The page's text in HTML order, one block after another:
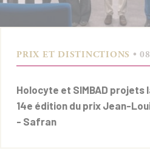
PRIX ET DISTINCTIONS •
Holocyte et SIMBAD projets
14e édition du prix Jean-
- Safran